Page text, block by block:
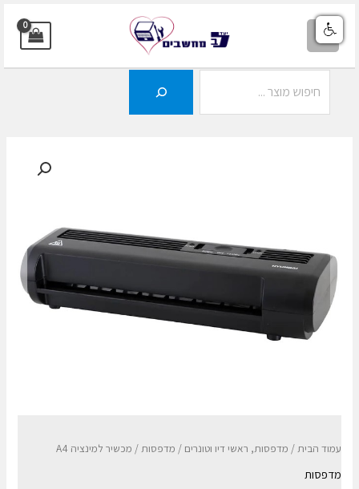
דילוג
לתוכן
MAIN
עמוד הבית/ מדפסות, ראשי דיו וטונרים / מדפסות/ מכשיר למינציה A4
מדפסות